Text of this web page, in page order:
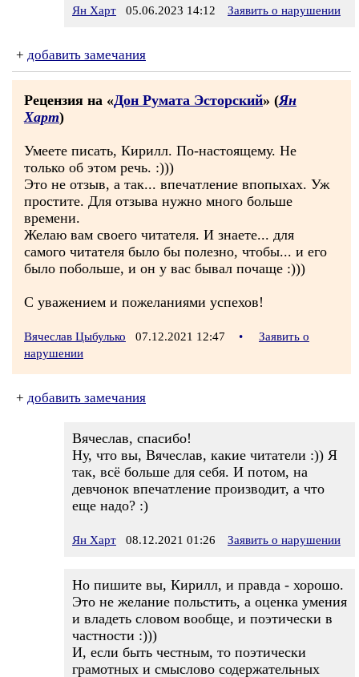
Ян Харт 05.06.2023 14:12 Заявить о нарушении
+ добавить замечания
Рецензия на «Дон Румата Эсторский» (Ян
Харт)
Умеете писать, Кирилл. По-настоящему. Не
только об этом речь. :)))
Это не отзыв, а так... впечатление впопыхах. Уж
простите. Для отзыва нужно много больше
времени.
Желаю вам своего читателя. И знаете... для
самого читателя было бы полезно, чтобы... и его
было побольше, и он у вас бывал почаще :)))
С уважением и пожеланиями успехов!
Вячеслав Цыбулько 07.12.2021 12:47 •
Заявить о
нарушении
+ добавить замечания
Вячеслав, спасибо!
Ну, что вы, Вячеслав, какие читатели :)) Я
так, всё больше для себя. И потом, на
девчонок впечатление производит, а что
еще надо? :)
Ян Харт 08.12.2021 01:26 Заявить о нарушении
Но пишите вы, Кирилл, и правда - хорошо.
Это не желание польстить, а оценка умения
и владеть словом вообще, и поэтически в
частности :)))
И, если быть честным, то поэтически
грамотных и смыслово содержательных